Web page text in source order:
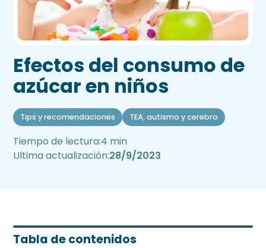
Efectos del consumo de
azúcar en niños
Tips y recomendaciones TEA, autismo y cerebro
Tiempo de lectura:4 min
Ultima actualización:28/9/2023
Tabla de contenidos